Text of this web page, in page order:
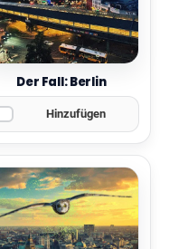
Der Fall: Berlin
Hinzufügen